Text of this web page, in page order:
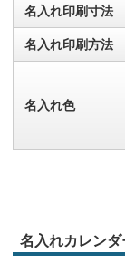
名入れ印刷寸法
名入れ印刷方法
名入れ色
名入れカレン